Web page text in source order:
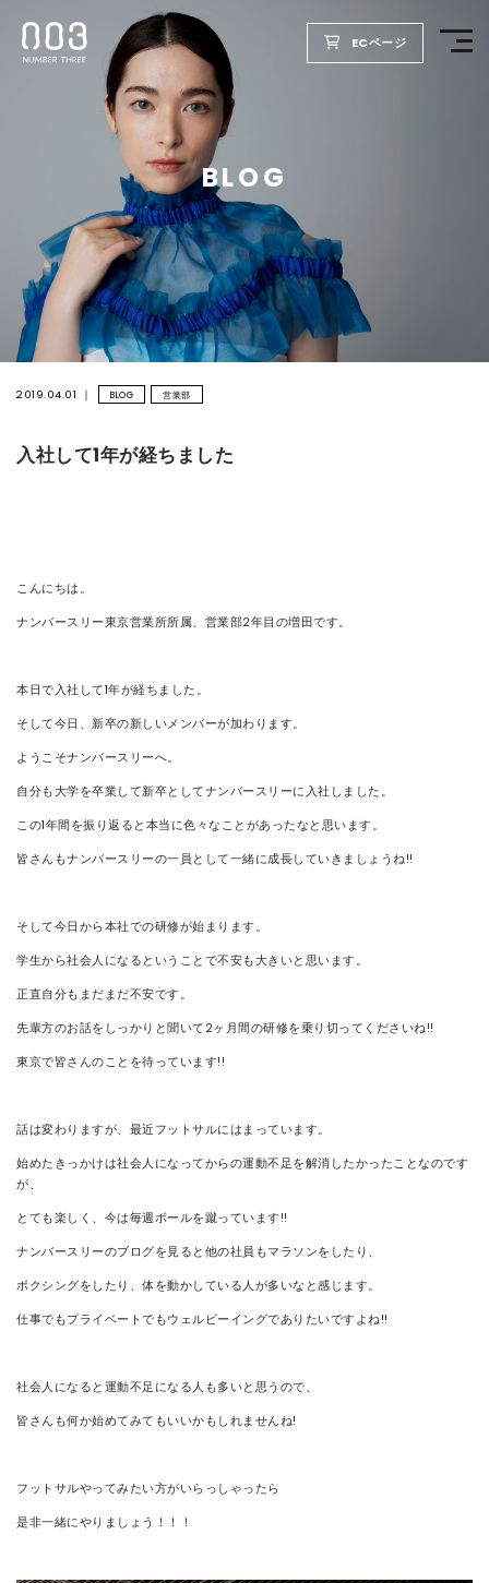
ECページ
BLOG
2019.04.01 BLOG 営業部
入社して1年が経ちました
こんにちは。
ナンバースリー東京営業所所属、営業部2年目の増田です。
本日で入社して1年が経ちました。
そして今日、新卒の新しいメンバーが加わります。
ようこそナンバースリーへ。
自分も大学を卒業して新卒としてナンバースリーに入社しました。
この1年間を振り返ると本当に色々なことがあったなと思います。
皆さんもナンバースリーの一員として一緒に成長していきましょうね!!
そして今日から本社での研修が始まります。
学生から社会人になるということで不安も大きいと思います。
正直自分もまだまだ不安です。
先輩方のお話をしっかりと聞いて2ヶ月間の研修を乗り切ってくださいね!!
東京で皆さんのことを待っています!!
話は変わりますが、最近フットサルにはまっています。
始めたきっかけは社会人になってからの運動不足を解消したかったことなのです
が、
とても楽しく、今は毎週ボールを蹴っています!!
ナンバースリーのブログを見ると他の社員もマラソンをしたり、
ボクシングをしたり、体を動かしている人が多いなと感じます。
仕事でもプライベートでもウェルビーイングでありたいですよね!!
社会人になると運動不足になる人も多いと思うので、
皆さんも何か始めてみてもいいかもしれませんね!
フットサルやってみたい方がいらっしゃったら
是非一緒にやりましょう！！！
TOP
PRODUCTS
WELLBEING REPORT
FOR SALON
RECRUIT